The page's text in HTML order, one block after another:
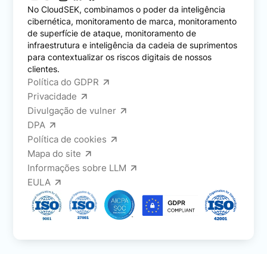
No CloudSEK, combinamos o poder da inteligência
cibernética, monitoramento de marca, monitoramento
de superfície de ataque, monitoramento de
infraestrutura e inteligência da cadeia de suprimentos
para contextualizar os riscos digitais de nossos
clientes.
Política do GDPR
Privacidade
Divulgação de vulner
DPA
Política de cookies
Mapa do site
Informações sobre LLM
EULA